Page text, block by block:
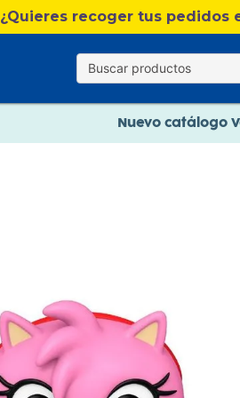
¿Quieres recoger tus pedidos
Paga en 3
Nuevo catálogo